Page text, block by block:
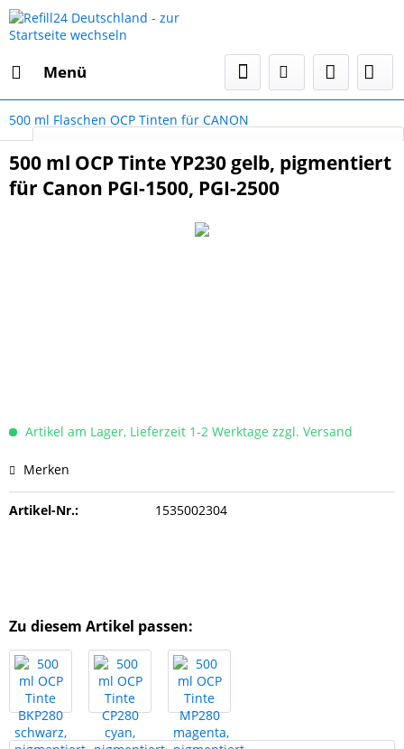
Menü
500 ml Flaschen OCP Tinten für CANON
500 ml OCP Tinte YP230 gelb, pigmentiert
für Canon PGI-1500, PGI-2500
Artikel am Lager, Lieferzeit 1-2 Werktage zzgl. Versand
Merken
Artikel-Nr.: 1535002304
Zu diesem Artikel passen: